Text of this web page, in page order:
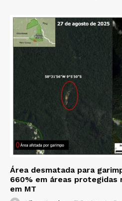
Área desmatada para
660% em áreas protegidas
em MT